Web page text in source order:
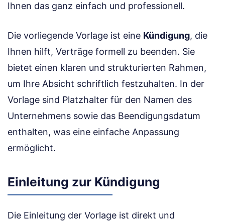
Ihnen das ganz einfach und professionell.
Die vorliegende Vorlage ist eine Kündigung, die
Ihnen hilft, Verträge formell zu beenden. Sie
bietet einen klaren und strukturierten Rahmen,
um Ihre Absicht schriftlich festzuhalten. In der
Vorlage sind Platzhalter für den Namen des
Unternehmens sowie das Beendigungsdatum
enthalten, was eine einfache Anpassung
ermöglicht.
Einleitung zur Kündigung
Die Einleitung der Vorlage ist direkt und